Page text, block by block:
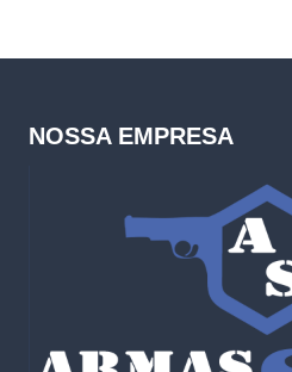
NOSSA EMPRESA